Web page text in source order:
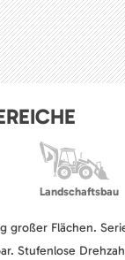
Landschaftsbau
großer Flächen.
Stufenlose